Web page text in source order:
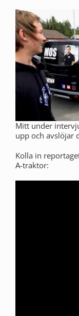
Mitt under
upp och avslöjar
Kolla in
A-traktor: